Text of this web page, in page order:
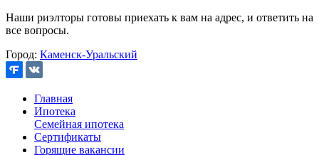
Наши риэлторы готовы приехать к вам на адрес, и ответить на
все вопросы.
Город: Каменск-Уральский
Главная
Ипотека
Семейная ипотека
Сертификаты
Горящие вакансии